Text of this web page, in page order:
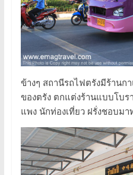
ข้างๆ สถานีรถไฟตรังมีร้าน
ของตรัง ตกแต่งร้านแบบโบ
แพง นักท่องเที่ยว ฝรั่งชอบม